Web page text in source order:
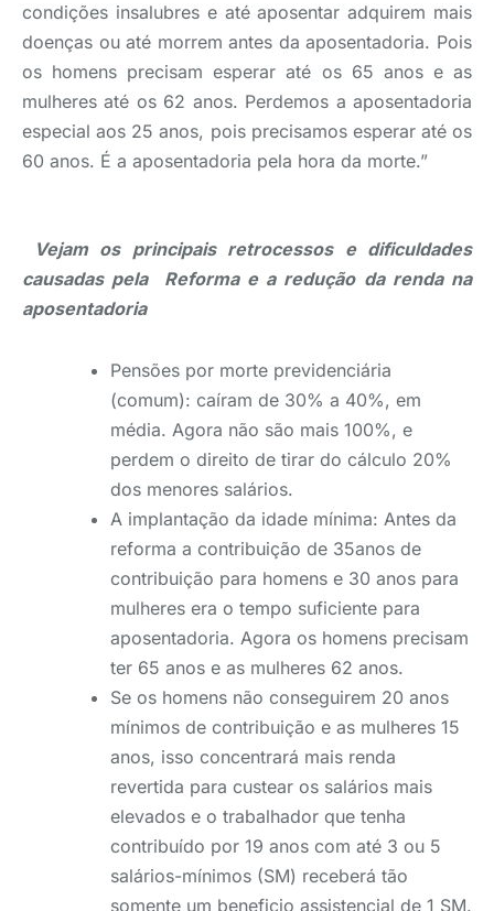
condições insalubres e até aposentar adquirem mais
doenças ou até morrem antes da aposentadoria. Pois
os homens precisam esperar até os 65 anos e as
mulheres até os 62 anos. Perdemos a aposentadoria
especial aos 25 anos, pois precisamos esperar até os
60 anos. É a aposentadoria pela hora da morte.”
Vejam os principais retrocessos e dificuldades
causadas pela Reforma e a redução da renda na
aposentadoria
Pensões por morte previdenciária
(comum): caíram de 30% a 40%, em
média. Agora não são mais 100%, e
perdem o direito de tirar do cálculo 20%
dos menores salários.
A implantação da idade mínima: Antes da
reforma a contribuição de 35anos de
contribuição para homens e 30 anos para
mulheres era o tempo suficiente para
aposentadoria. Agora os homens precisam
ter 65 anos e as mulheres 62 anos.
Se os homens não conseguirem 20 anos
mínimos de contribuição e as mulheres 15
anos, isso concentrará mais renda
revertida para custear os salários mais
elevados e o trabalhador que tenha
contribuído por 19 anos com até 3 ou 5
salários-mínimos (SM) receberá tão
somente um beneficio assistencial de 1 SM.